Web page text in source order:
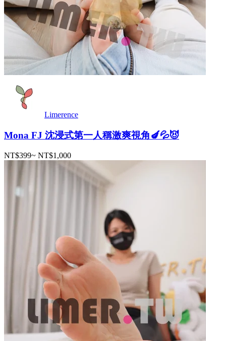
Limerence
Mona FJ 沈浸式第一人稱激爽視角🍆💦😈
NT$399~ NT$1,000